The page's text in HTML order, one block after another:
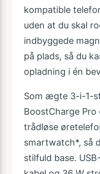
kompatible
uden at du skal
indbyggede
på plads, så du
opladning i én
Som ægte 3-i-1-
BoostCharge
trådløse
smartwatch*, så
stilfuld base.